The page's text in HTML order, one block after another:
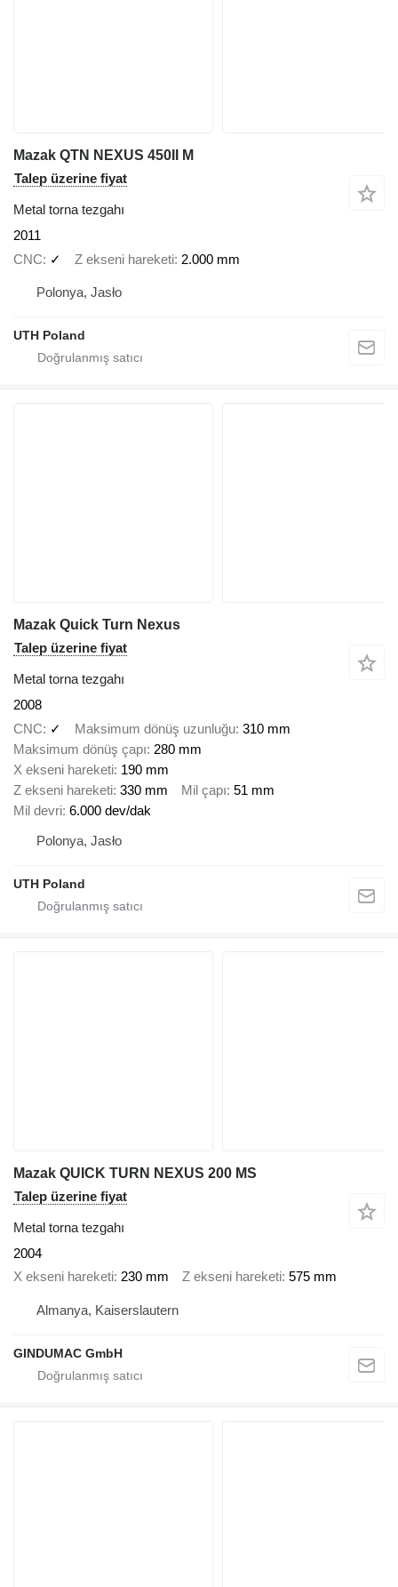
Mazak QTN NEXUS 450II M
Talep üzerine fiyat
Metal torna tezgahı
2011
CNC
✓ Z ekseni hareketi 2.000 mm
Polonya, Jasło
UTH Poland
Mazak Quick Turn Nexus
Talep üzerine fiyat
Metal torna tezgahı
2008
CNC
✓ Maksimum dönüş uzunluğu 310 mm
Maksimum dönüş çapı 280 mm
X ekseni hareketi 190 mm
Z ekseni hareketi 330 mm Mil çapı 51 mm
Mil devri 6.000 dev/dak
Polonya, Jasło
UTH Poland
Mazak QUICK TURN NEXUS 200 MS
Talep üzerine fiyat
Metal torna tezgahı
2004
X ekseni hareketi 230 mm Z ekseni hareketi 575 mm
Almanya, Kaiserslautern
GINDUMAC GmbH